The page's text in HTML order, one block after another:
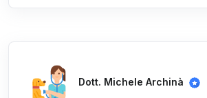
Dott. Michele Archinà